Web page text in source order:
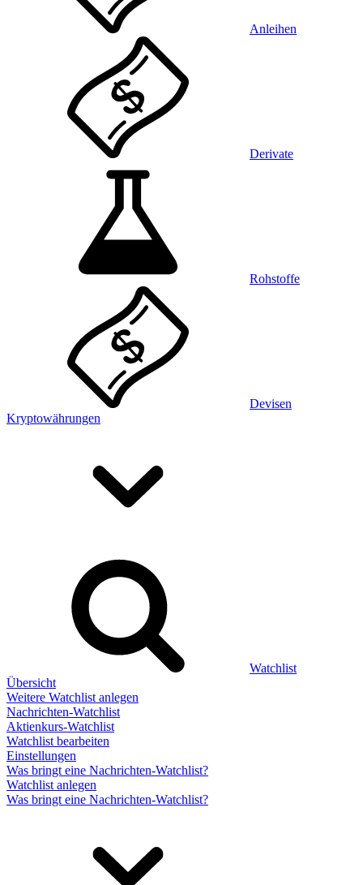
Anleihen
Derivate
Rohstoffe
Devisen
Kryptowährungen
Watchlist
Übersicht
Weitere Watchlist anlegen
Nachrichten-Watchlist
Aktienkurs-Watchlist
Watchlist bearbeiten
Einstellungen
Was bringt eine Nachrichten-Watchlist?
Watchlist anlegen
Was bringt eine Nachrichten-Watchlist?